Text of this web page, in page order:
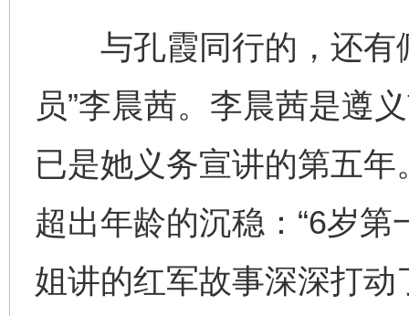
与孔霞同行的，还有
员”李晨茜。李晨茜是遵
已是她义务宣讲的第五
超出年龄的沉稳：“6岁
姐讲的红军故事深深打